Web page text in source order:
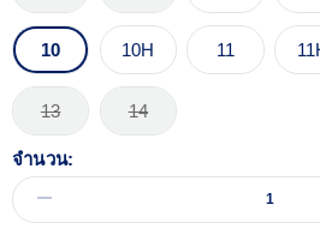
10 10H 11
13 14
จำนวน: